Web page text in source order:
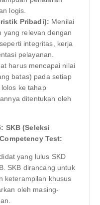
logis.
Pribadi): Menilai
yang relevan dengan
integritas, kerja
pelayanan.
harus mencapai nilai
batas) pada setiap
ke tahap
ditentukan oleh
SKB (Seleksi
Test:
yang lulus SKD
SKB dirancang untuk
keterampilan khusus
oleh masing-